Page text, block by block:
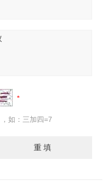
如：三加四=7